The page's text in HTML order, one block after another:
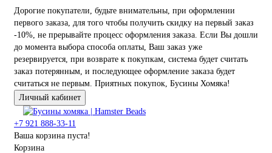
Дорогие покупатели, будьте внимательны, при оформлении
первого заказа, для того чтобы получить скидку на первый заказ
-10%, не прерывайте процесс оформления заказа. Если Вы дошли
до момента выбора способа оплаты, Ваш заказ уже
резервируется, при возврате к покупкам, система будет считать
заказ потерянным, и последующее оформление заказа будет
считаться не первым. Приятных покупок, Бусины Хомяка!
Личный кабинет
+7 921 888-33-11
Ваша корзина пуста!
Корзина